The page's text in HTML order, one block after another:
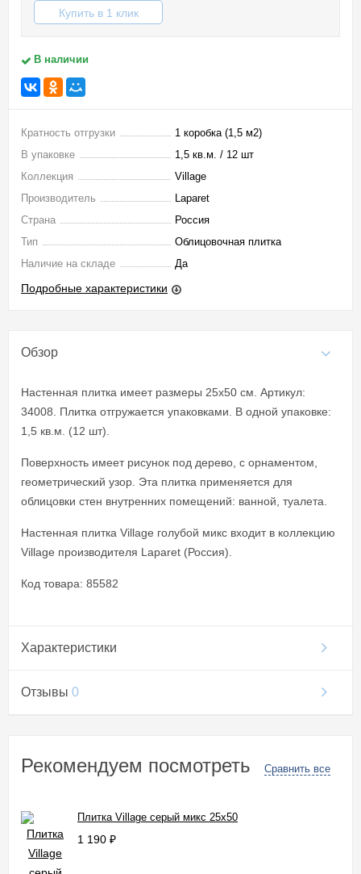
Купить в 1 клик
В наличии
Кратность отгрузки
1 коробка (1,5 м2)
В упаковке
1,5 кв.м. / 12 шт
Коллекция
Village
Производитель
Laparet
Страна
Россия
Тип
Облицовочная плитка
Наличие на складе
Да
Подробные характеристики
Обзор
Настенная плитка имеет размеры 25x50 см. Артикул:
34008. Плитка отгружается упаковками. В одной упаковке:
1,5 кв.м. (12 шт).
Поверхность имеет рисунок под дерево, с орнаментом,
геометрический узор. Эта плитка применяется для
облицовки стен внутренних помещений: ванной, туалета.
Настенная плитка Village голубой микс входит в коллекцию
Village производителя Laparet (Россия).
Код товара: 85582
Характеристики
Отзывы 0
Рекомендуем посмотреть Сравнить все
Плитка Village серый микс 25x50
1 190 ₽